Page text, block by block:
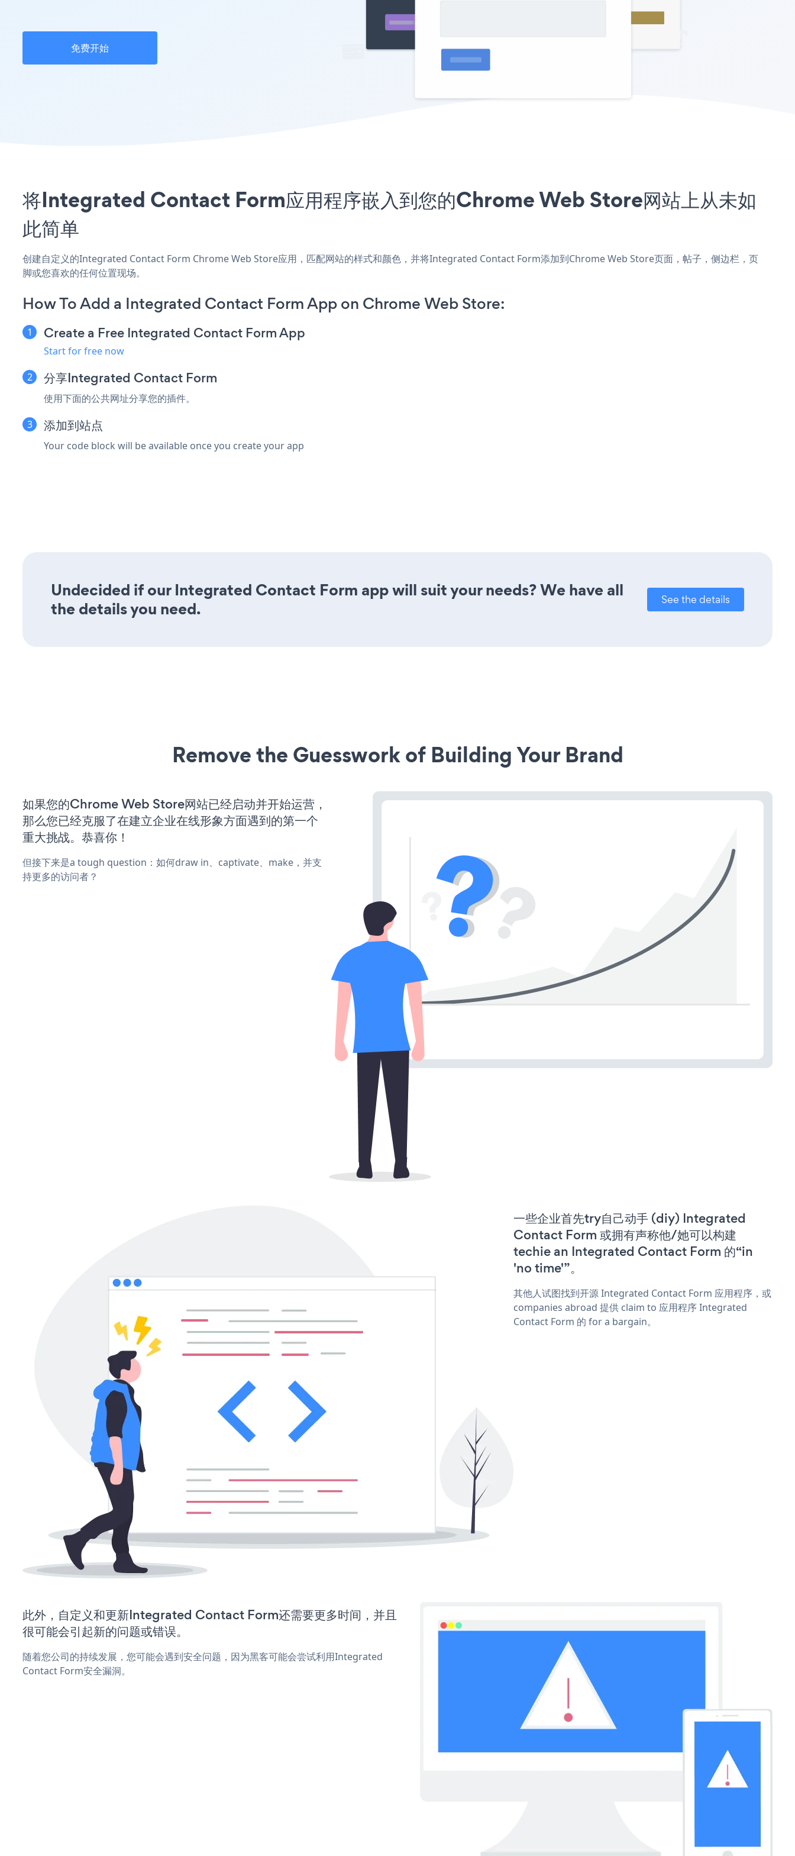
免费开始
将Integrated Contact Form应用程序嵌入到您的Chrome Web Store网站上从未如
此简单
创建自定义的Integrated Contact Form Chrome Web Store应用，匹配网站的样式和颜色，并将Integrated Contact Form添加到Chrome Web Store页面，帖子，侧边栏，页
脚或您喜欢的任何位置现场。
How To Add a Integrated Contact Form App on Chrome Web Store:
Create a Free Integrated Contact Form App
Start for free now
分享Integrated Contact Form
使用下面的公共网址分享您的插件。
添加到站点
Your code block will be available once you create your app
Undecided if our Integrated Contact Form app will suit your needs? We have all
the details you need.
See the details
Remove the Guesswork of Building Your Brand
如果您的Chrome Web Store网站已经启动并开始运营，
那么您已经克服了在建立企业在线形象方面遇到的第一个
重大挑战。恭喜你！
但接下来是a tough question：如何draw in、captivate、make，并支
持更多的访问者？
一些企业首先try自己动手 (diy) Integrated
Contact Form 或拥有声称他/她可以构建
techie an Integrated Contact Form 的“in
'no time'”。
其他人试图找到开源 Integrated Contact Form 应用程序，或
companies abroad 提供 claim to 应用程序 Integrated
Contact Form 的 for a bargain。
此外，自定义和更新Integrated Contact Form还需要更多时间，并且
很可能会引起新的问题或错误。
随着您公司的持续发展，您可能会遇到安全问题，因为黑客可能会尝试利用Integrated
Contact Form安全漏洞。